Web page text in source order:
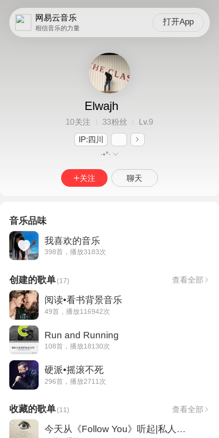
网易云音乐
相信音乐的力量
打开App
Elwajh
10关注 33粉丝 Lv.9
IP:四川
·•*·
关注 聊天
音乐品味
我喜欢的音乐
398首，播放3183次
创建的歌单(17) 查看全部
阅读•看书背景音乐
49首，播放116942次
Run and Running
108首，播放18130次
硬派•摇滚不死
296首，播放2711次
收藏的歌单(11) 查看全部
今天从《Follow You》听起|私人雷达